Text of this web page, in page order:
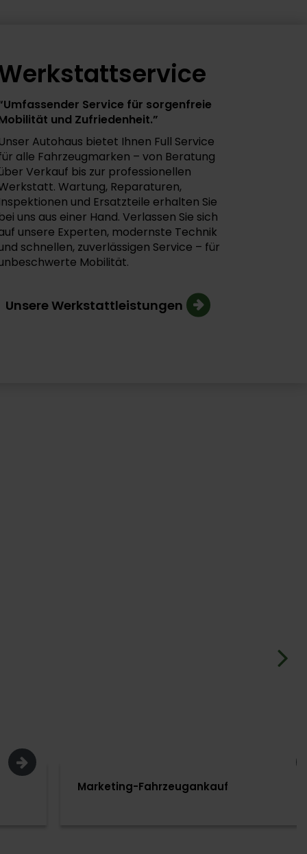
Service für sorgenfreie
und Zufriedenheit.”
Autohaus bietet Ihnen Full Service
alle Fahrzeugmarken – von Beratung
Verkauf bis zur professionellen
Wartung, Reparaturen,
und Ersatzteile erhalten Sie
uns aus einer Hand. Verlassen Sie sich
unsere Experten, modernste Technik
schnellen, zuverlässigen Service – für
Mobilität.
Unsere Werkstattleistungen
Fahrzeugankauf